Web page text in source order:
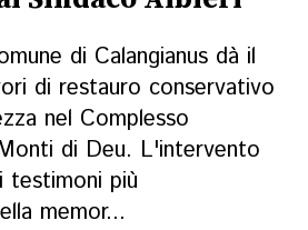
di Calangianus dà il
di restauro conservativo
nel Complesso
di Deu. L'intervento
testimoni più
memor...